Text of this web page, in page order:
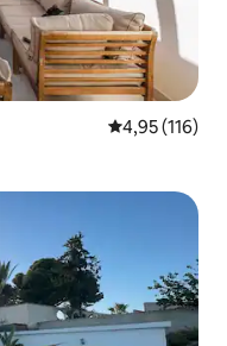
Évaluation
4,95 (116)